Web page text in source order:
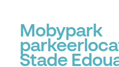
Mobypark
Stade